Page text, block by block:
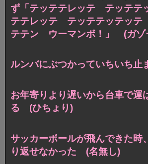
ず「テッテテレッテ テッテテ
テテレッテ テッテテッテッ
テテン ウーマンボ！」 (ガゾ
ルンバにぶつかっていちいち
お年寄りより遅いから台車で運
る (ひちょり)
サッカーボールが飛んできた時
り返せなかった (名無し)